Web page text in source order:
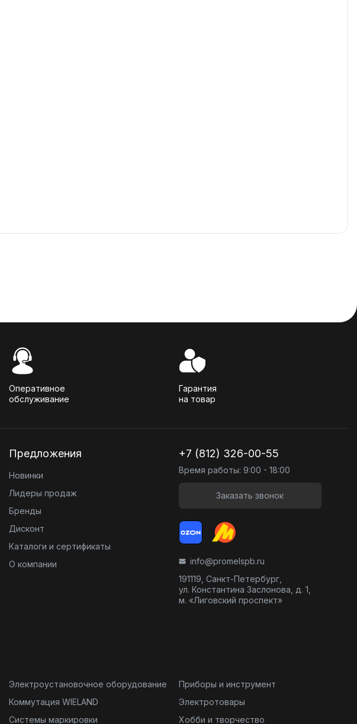
Оперативное
обслуживание
Гарантия
на товар
Предложения
Новинки
Лидеры продаж
Бренды
Дисконт
Каталоги и сертификаты
О компании
+7 (812) 326-00-55
Время работы: 9:00 - 18:00
Заказать звонок
info@promelspb.ru
191119, Санкт-Петербург,
ул. Константина Заслонова, д. 1,
м. «Лиговский проспект»
Электроустановочное оборудование
Коммутация WIELAND
Системы маркировки
Приборы и инструмент
Электротовары
Хобби и творчество